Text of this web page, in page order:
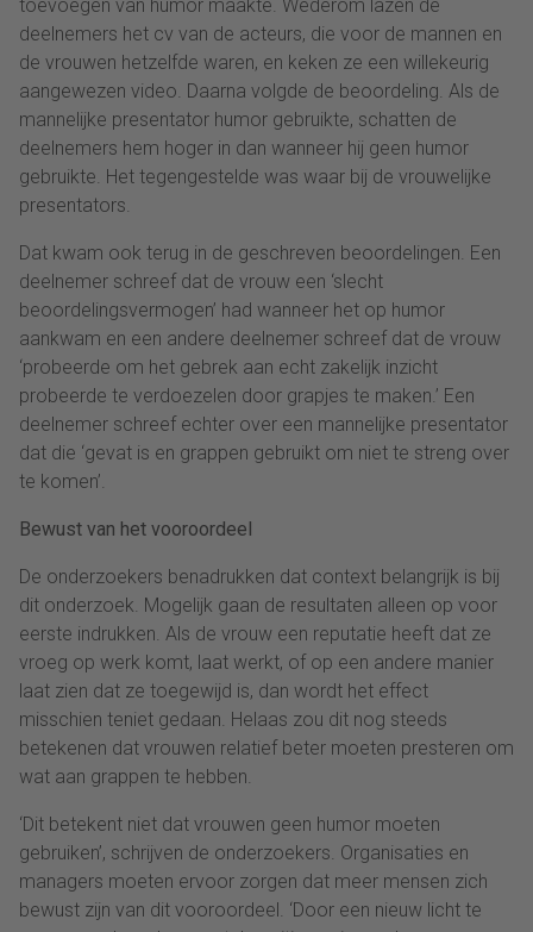
toevoegen van humor maakte. Wederom lazen de
deelnemers het cv van de acteurs, die voor de mannen en
de vrouwen hetzelfde waren, en keken ze een willekeurig
aangewezen video. Daarna volgde de beoordeling. Als de
mannelijke presentator humor gebruikte, schatten de
deelnemers hem hoger in dan wanneer hij geen humor
gebruikte. Het tegengestelde was waar bij de vrouwelijke
presentators.
Dat kwam ook terug in de geschreven beoordelingen. Een
deelnemer schreef dat de vrouw een ‘slecht
beoordelingsvermogen’ had wanneer het op humor
aankwam en een andere deelnemer schreef dat de vrouw
‘probeerde om het gebrek aan echt zakelijk inzicht
probeerde te verdoezelen door grapjes te maken.’ Een
deelnemer schreef echter over een mannelijke presentator
dat die ‘gevat is en grappen gebruikt om niet te streng over
te komen’.
Bewust van het vooroordeel
De onderzoekers benadrukken dat context belangrijk is bij
dit onderzoek. Mogelijk gaan de resultaten alleen op voor
eerste indrukken. Als de vrouw een reputatie heeft dat ze
vroeg op werk komt, laat werkt, of op een andere manier
laat zien dat ze toegewijd is, dan wordt het effect
misschien teniet gedaan. Helaas zou dit nog steeds
betekenen dat vrouwen relatief beter moeten presteren om
wat aan grappen te hebben.
‘Dit betekent niet dat vrouwen geen humor moeten
gebruiken’, schrijven de onderzoekers. Organisaties en
managers moeten ervoor zorgen dat meer mensen zich
bewust zijn van dit vooroordeel. ‘Door een nieuw licht te